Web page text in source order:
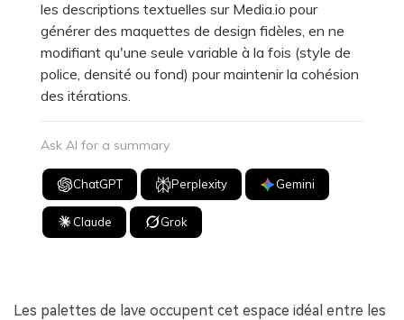
les descriptions textuelles sur Media.io pour
générer des maquettes de design fidèles, en ne
modifiant qu'une seule variable à la fois (style de
police, densité ou fond) pour maintenir la cohésion
des itérations.
Ask AI for a summary
ChatGPT Perplexity Gemini
Claude Grok
Les palettes de lave occupent cet espace idéal entre les